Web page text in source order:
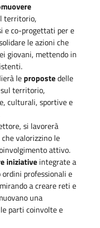
territorio,
e co-progettati per e
le azioni che
giovani, mettendo in
le propostedelle
territorio,
culturali, sportive e
si lavorerà
valorizzino le
attivo.
iniziative integrate a
professionali e
a creare reti e
una
parti coinvolte e